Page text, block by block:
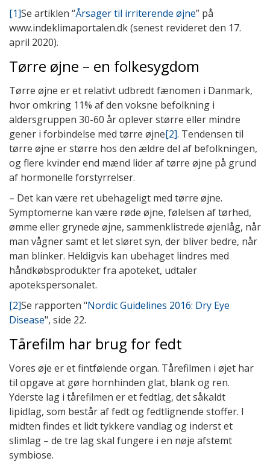
[1]Se artiklen “Årsager til irriterende øjne” på
www.indeklimaportalen.dk (senest revideret den 17.
april 2020).
Tørre øjne – en folkesygdom
Tørre øjne er et relativt udbredt fænomen i Danmark,
hvor omkring 11% af den voksne befolkning i
aldersgruppen 30-60 år oplever større eller mindre
gener i forbindelse med tørre øjne[2]. Tendensen til
tørre øjne er større hos den ældre del af befolkningen,
og flere kvinder end mænd lider af tørre øjne på grund
af hormonelle forstyrrelser.
– Det kan være ret ubehageligt med tørre øjne.
Symptomerne kan være røde øjne, følelsen af tørhed,
ømme eller grynede øjne, sammenklistrede øjenlåg, når
man vågner samt et let sløret syn, der bliver bedre, når
man blinker. Heldigvis kan ubehaget lindres med
håndkøbsprodukter fra apoteket, udtaler
apotekspersonalet.
[2]Se rapporten "Nordic Guidelines 2016: Dry Eye
Disease", side 22.
Tårefilm har brug for fedt
Vores øje er et fintfølende organ. Tårefilmen i øjet har
til opgave at gøre hornhinden glat, blank og ren.
Yderste lag i tårefilmen er et fedtlag, det såkaldt
lipidlag, som består af fedt og fedtlignende stoffer. I
midten findes et lidt tykkere vandlag og inderst et
slimlag – de tre lag skal fungere i en nøje afstemt
symbiose.